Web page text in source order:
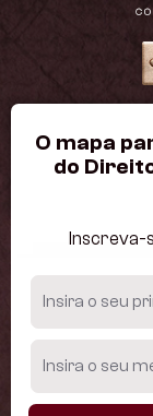
O mapa
do
Inscreva-